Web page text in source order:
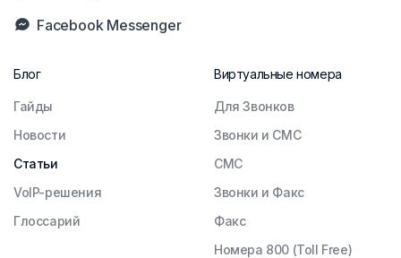
Facebook Messenger
Блог
Гайды
Новости
Статьи
VoIP-решения
Глоссарий
Виртуальные номера
Для Звонков
Звонки и СМС
СМС
Звонки и Факс
Факс
Номера 800 (Toll Free)